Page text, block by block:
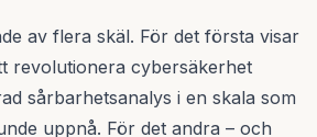
av flera skäl. För det första visar
revolutionera cybersäkerhet
sårbarhetsanalys i en skala som
uppnå. För det andra – och